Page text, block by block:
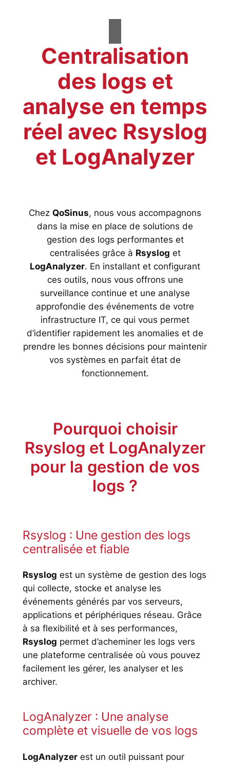
Centralisation
des logs et
analyse en temps
réel avec Rsyslog
et LogAnalyzer
Chez QoSinus, nous vous accompagnons
dans la mise en place de solutions de
gestion des logs performantes et
centralisées grâce à Rsyslog et
LogAnalyzer. En installant et configurant
ces outils, nous vous offrons une
surveillance continue et une analyse
approfondie des événements de votre
infrastructure IT, ce qui vous permet
d’identifier rapidement les anomalies et de
prendre les bonnes décisions pour maintenir
vos systèmes en parfait état de
fonctionnement.
Pourquoi choisir
Rsyslog et LogAnalyzer
pour la gestion de vos
logs ?
Rsyslog : Une gestion des logs
centralisée et fiable
Rsyslog est un système de gestion des logs
qui collecte, stocke et analyse les
événements générés par vos serveurs,
applications et périphériques réseau. Grâce
à sa flexibilité et à ses performances,
Rsyslog permet d’acheminer les logs vers
une plateforme centralisée où vous pouvez
facilement les gérer, les analyser et les
archiver.
LogAnalyzer : Une analyse
complète et visuelle de vos logs
LogAnalyzerest un outil puissant pour